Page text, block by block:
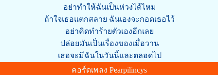
อย่าทำให้ฉันเป็นห่วงได้ไหม
ถ้าใจเธอแตกสลาย ฉันเองจะกอดเธอไว้
อย่าคิดทำร้ายตัวเองอีกเลย
ปล่อยมันเป็นเรื่องของเมื่อวาน
เธอจะมีฉันในวันนี้และตลอดไป
คอร์ดเพลง Pearpilincys